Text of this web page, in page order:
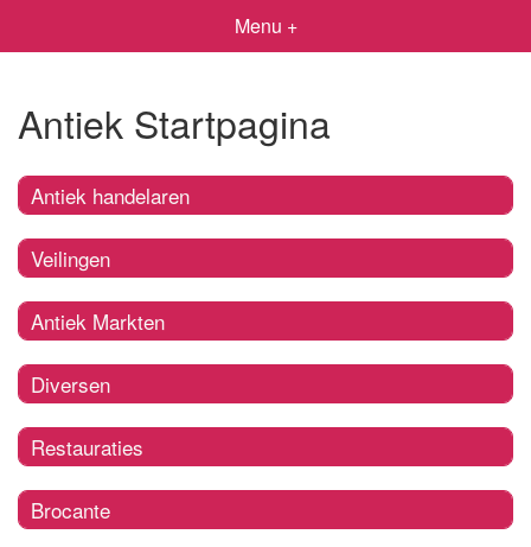
Menu +
Antiek Startpagina
Antiek handelaren
Veilingen
Antiek Markten
Diversen
Restauraties
Brocante